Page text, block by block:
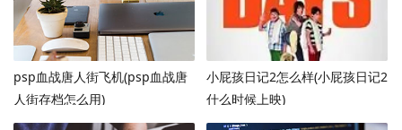
psp血战唐人街飞机(psp血战唐
人街存档怎么用)
小屁孩日记2怎么样(小屁孩日记2
什么时候上映)